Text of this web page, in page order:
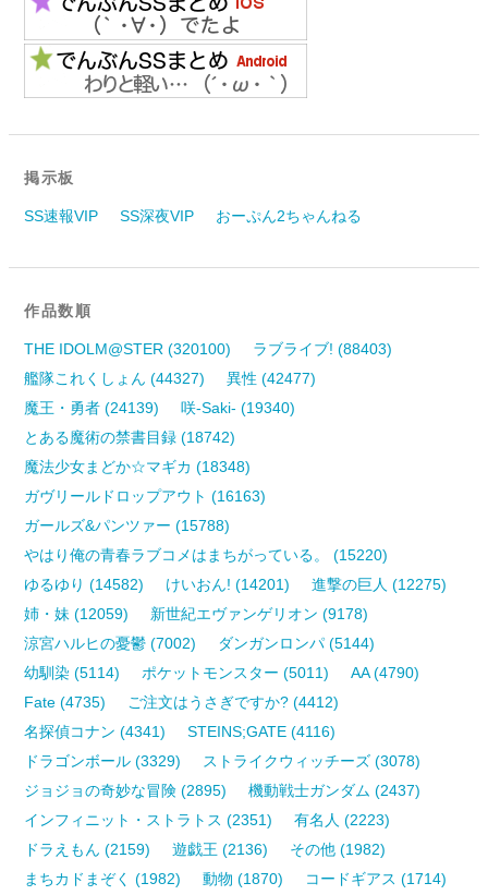
掲示板
SS速報VIP SS深夜VIP おーぷん2ちゃんねる
作品数順
THE IDOLM@STER (320100)
ラブライブ! (88403)
艦隊これくしょん (44327)
異性 (42477)
魔王・勇者 (24139)
咲-Saki- (19340)
とある魔術の禁書目録 (18742)
魔法少女まどか☆マギカ (18348)
ガヴリールドロップアウト (16163)
ガールズ&パンツァー (15788)
やはり俺の青春ラブコメはまちがっている。 (15220)
ゆるゆり (14582)
けいおん! (14201)
進撃の巨人 (12275)
姉・妹 (12059)
新世紀エヴァンゲリオン (9178)
涼宮ハルヒの憂鬱 (7002)
ダンガンロンパ (5144)
幼馴染 (5114)
ポケットモンスター (5011)
AA (4790)
Fate (4735)
ご注文はうさぎですか? (4412)
名探偵コナン (4341)
STEINS;GATE (4116)
ドラゴンボール (3329)
ストライクウィッチーズ (3078)
ジョジョの奇妙な冒険 (2895)
機動戦士ガンダム (2437)
インフィニット・ストラトス (2351)
有名人 (2223)
ドラえもん (2159)
遊戯王 (2136)
その他 (1982)
まちカドまぞく (1982)
動物 (1870) コードギアス (1714)